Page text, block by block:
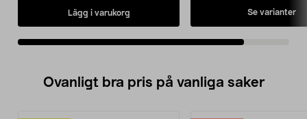
Lägg i varukorg Se varianter
Ovanligt bra pris på vanliga saker